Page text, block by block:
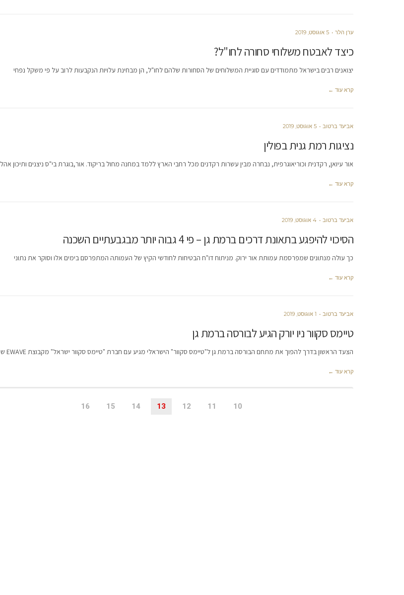
ערן הלר 5 אוגוסט, 2019
כיצד לאבטח משלוחי סחורה לחו"ל?
יצואנים רבים בישראל מתמודדים עם סוגיית המשלוחים של הסחורות שלהם לחו"ל, הן מבחינת עלויות הנקבעות לרוב על פי משקל נפחי
קרא עוד ←
אביעד ברטוב 5 אוגוסט, 2019
נציגות רמת גנית בפולין
אור עיואן, רקדנית וכוריאוגרפית, נבחרה מבין עשרות רקדנים מכל רחבי הארץ ללמד במחנה מחול בריקוד. אור,בוגרת בי"ס ניצנים ותיכון אהל
קרא עוד ←
אביעד ברטוב 4 אוגוסט, 2019
הסיכוי להיפגע בתאונת דרכים ברמת גן – פי 4 גבוה יותר מבגבעתיים השכנה
כך עולה מנתונים שמפרסמת עמותת אור ירוק. מניתוח דו"ח הבטיחות לחודשי הקיץ של העמותה המתפרסם בימים אלו וסוקר את נתוני
קרא עוד ←
אביעד ברטוב 1 אוגוסט, 2019
טיימס סקוור ניו יורק הגיע לבורסה ברמת גן
הצעד הראשון בדרך להפוך את מתחם הבורסה ברמת גן ל"טיימס סקוור" הישראלי מגיע עם חברת "טיימס סקוור ישראל" מקבוצת EWAVE שמתקינה
קרא עוד ←
10
11
12
13
14
15
16